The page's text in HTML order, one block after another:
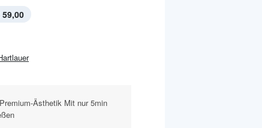
59,00
Ästhetik Mit nur 5min